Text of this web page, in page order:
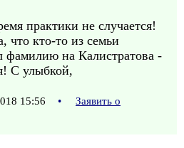
практики не случается!
что кто-то из семьи
фамилию на Калистратова -
С улыбкой,
15:56 •
Заявить о